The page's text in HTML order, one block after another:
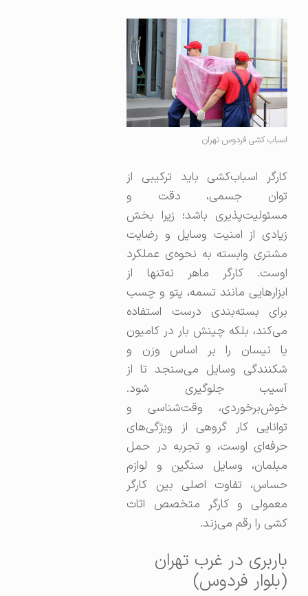
اسباب کشی فردوس تهران
کارگر اسباب‌کشی باید ترکیبی از
توان جسمی، دقت و
مسئولیت‌پذیری باشد؛ زیرا بخش
زیادی از امنیت وسایل و رضایت
مشتری وابسته به نحوه‌ی عملکرد
اوست. کارگر ماهر نه‌تنها از
ابزارهایی مانند تسمه، پتو و چسب
برای بسته‌بندی درست استفاده
می‌کند، بلکه چینش بار در کامیون
یا نیسان را بر اساس وزن و
شکنندگی وسایل می‌سنجد تا از
آسیب جلوگیری شود.
خوش‌برخوردی، وقت‌شناسی و
توانایی کار گروهی از ویژگی‌های
حرفه‌ای اوست، و تجربه در حمل
مبلمان، وسایل سنگین و لوازم
حساس، تفاوت اصلی بین کارگر
معمولی و کارگر متخصص اثاث
کشی را رقم می‌زند.
باربری در غرب تهران
(بلوار فردوس)